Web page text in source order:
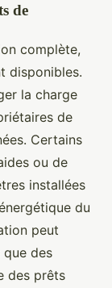
de
complète,
disponibles.
la charge
de
Certains
ou de
installées
du
peut
des
des prêts